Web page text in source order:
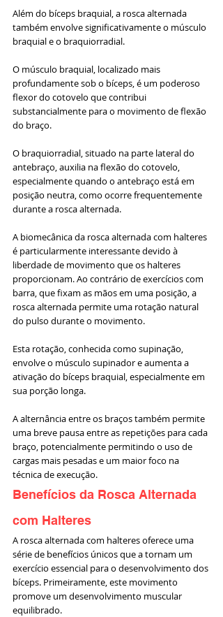
Além do bíceps braquial, a rosca alternada
também envolve significativamente o músculo
braquial e o braquiorradial.
O músculo braquial, localizado mais
profundamente sob o bíceps, é um poderoso
flexor do cotovelo que contribui
substancialmente para o movimento de flexão
do braço.
O braquiorradial, situado na parte lateral do
antebraço, auxilia na flexão do cotovelo,
especialmente quando o antebraço está em
posição neutra, como ocorre frequentemente
durante a rosca alternada.
A biomecânica da rosca alternada com halteres
é particularmente interessante devido à
liberdade de movimento que os halteres
proporcionam. Ao contrário de exercícios com
barra, que fixam as mãos em uma posição, a
rosca alternada permite uma rotação natural
do pulso durante o movimento.
Esta rotação, conhecida como supinação,
envolve o músculo supinador e aumenta a
ativação do bíceps braquial, especialmente em
sua porção longa.
A alternância entre os braços também permite
uma breve pausa entre as repetições para cada
braço, potencialmente permitindo o uso de
cargas mais pesadas e um maior foco na
técnica de execução.
Benefícios da Rosca Alternada
com Halteres
A rosca alternada com halteres oferece uma
série de benefícios únicos que a tornam um
exercício essencial para o desenvolvimento dos
bíceps. Primeiramente, este movimento
promove um desenvolvimento muscular
equilibrado.